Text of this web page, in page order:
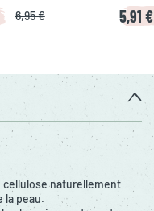
6,95 € 5,91 €
cellulose naturellement
la peau.